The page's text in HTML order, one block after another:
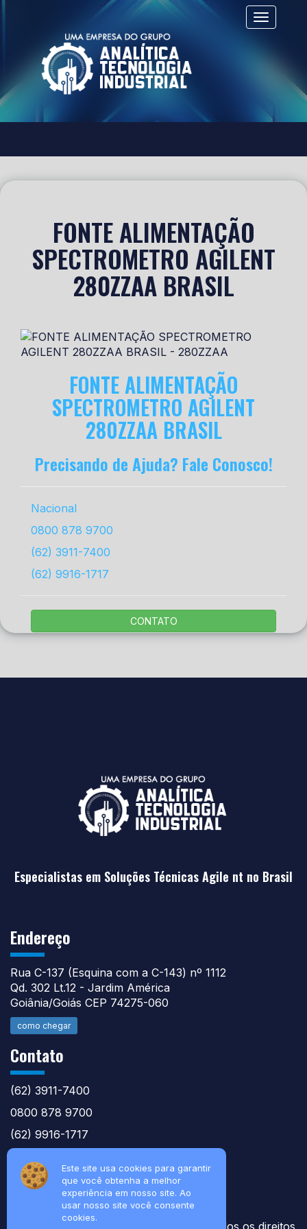
Alternar
Este site usa cookies para garantir
que você obtenha a melhor
experiência em nosso site. Ao
usar nosso site você consente
cookies.
FONTE ALIMENTAÇÃO
SPECTROMETRO AGILENT
280ZZAA BRASIL
FONTE ALIMENTAÇÃO
SPECTROMETRO AGILENT
280ZZAA BRASIL
Precisando de Ajuda? Fale Conosco!
Nacional
0800 878 9700
(62) 3911-7400
(62) 9916-1717
CONTATO
Especialistas em Soluções Técnicas Agile nt no Brasil
Endereço
Rua C-137 (Esquina com a C-143) nº 1112
Qd. 302 Lt.12 - Jardim América
Goiânia/Goiás CEP 74275-060
como chegar
Contato
(62) 3911-7400
0800 878 9700
(62) 9916-1717